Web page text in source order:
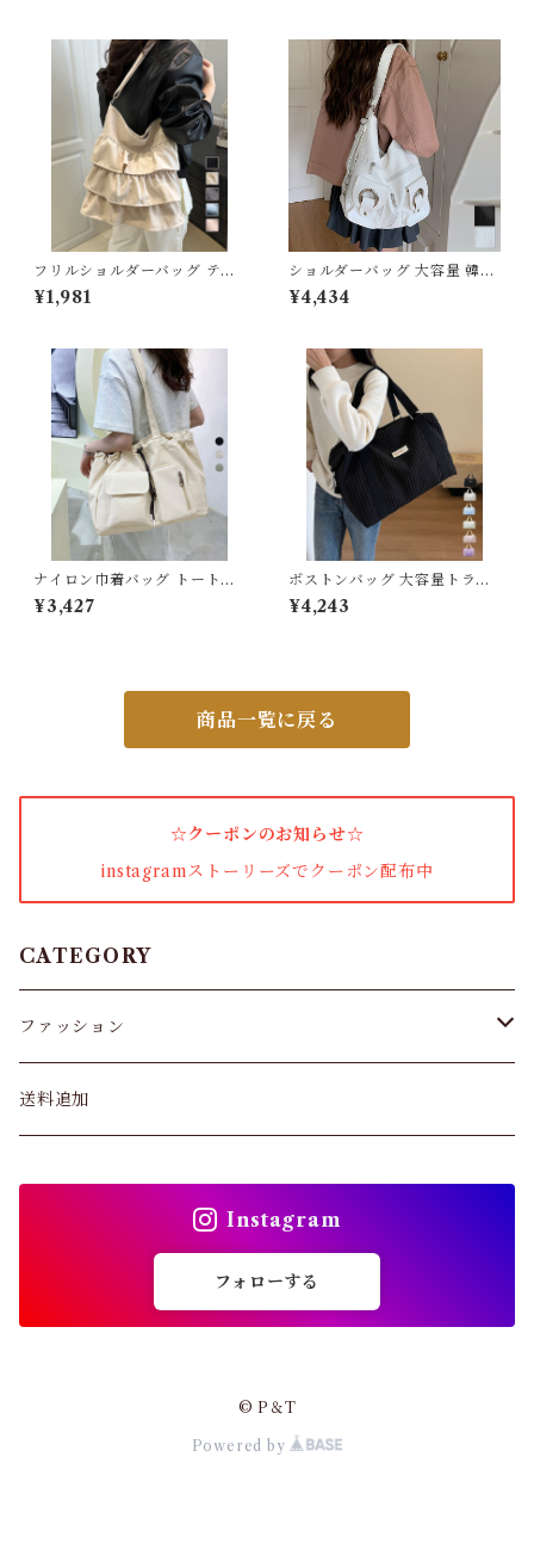
インソール
ガードル・ウエストニッパー
ストッキング
その他アパレル
フリルショルダーバッグ ティ
アードバッグ
¥1,981
ショルダーバッグ 大容量 韓国
風2way
¥4,434
ナイロン巾着バッグ トートバ
ッグ 大容量
¥3,427
ボストンバッグ 大容量トラベ
ルバッグ旅行
¥4,243
商品一覧に戻る
☆クーポンのお知らせ☆
instagramストーリーズでクーポン配布中
CATEGORY
ファッション
パンツ&スカート
送料追加
Instagram
フォローする
© P＆T
Powered by